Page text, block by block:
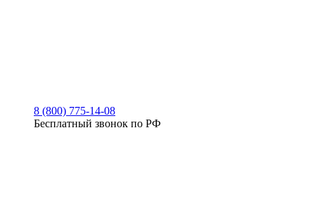
8 (800) 775-14-08
Бесплатный звонок по РФ